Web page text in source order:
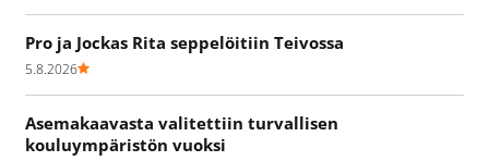
Pro ja Jockas Rita seppelöitiin Teivossa
5.8.2026
Asemakaavasta valitettiin turvallisen
kouluympäristön vuoksi